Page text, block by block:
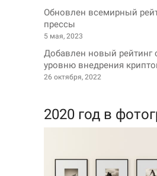
Обновлен всемирный
прессы
5 мая, 2023
Добавлен новый рейтинг
уровню внедрения
26 октября, 2022
2020 год в